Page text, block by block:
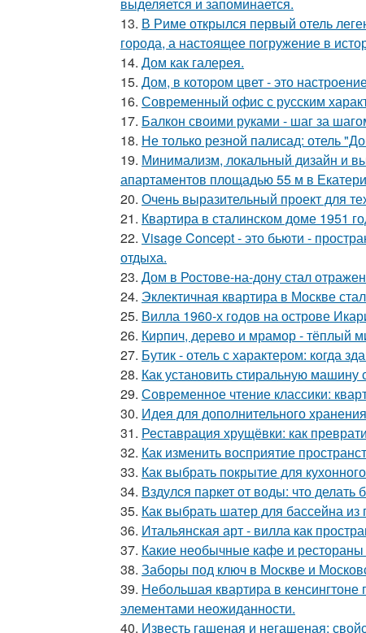
13. В Риме открылся первый отель
города, а настоящее погружение в
14. Дом как галерея.
15. Дом, в котором цвет - это
16. Современный офис с русским
17. Балкон своими руками - шаг за
18. Не только резной палисад: отель
19. Минимализм, локальный дизайн и
апартаментов площадью 55 м в
20. Очень выразительный проект для
21. Квартира в сталинском доме 1951
22. Visage Concept - это бьюти -
отдыха.
23. Дом в Ростове-на-дону стал
24. Эклектичная квартира в Москве
25. Вилла 1960-х годов на острове
26. Кирпич, дерево и мрамор - тёплый
27. Бутик - отель с характером: когда
28. Как установить стиральную машину
29. Современное чтение классики:
30. Идея для дополнительного
31. Реставрация хрущёвки: как
32. Как изменить восприятие
33. Как выбрать покрытие для
34. Вздулся паркет от воды: что делать
35. Как выбрать шатер для бассейна
36. Итальянская арт - вилла как
37. Какие необычные кафе и
38. Заборы под ключ в Москве и
39. Небольшая квартира в кенсингтоне
элементами неожиданности.
40. Известь гашеная и негашеная: